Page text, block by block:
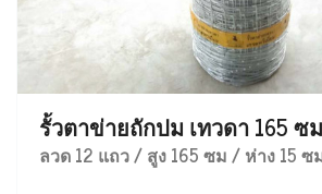
รั้วตาข่ายถักปม เทวดา 165 ซม
ลวด 12 แถว / สูง 165 ซม / ห่าง 15 ซ